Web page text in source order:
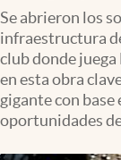
Apertura
Clase
Clima
Mundial 2026
Se abrieron los
infraestructura
club donde juega
en esta obra
gigante con base
oportunidades